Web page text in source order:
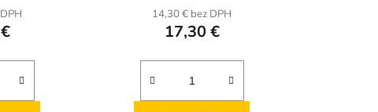
14,30 € bez DPH
17,30 €